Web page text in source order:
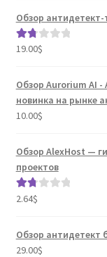
Обзор
Оце
1.80
19.00$
Обзор Aurorium AI -
новинка на рынке
10.00$
Обзор AlexHost —
проектов
Оце
1.80
2.64$
Обзор антидетект
29.00$